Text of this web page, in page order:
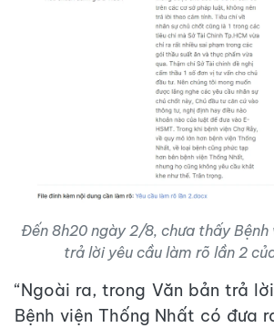
Đến 8h20 ngày 2/8, chưa thấy Bệnh
trả lời yêu cầu làm rõ lần 2
“Ngoài ra, trong Văn bản trả lời
Bệnh viện Thống Nhất có đưa